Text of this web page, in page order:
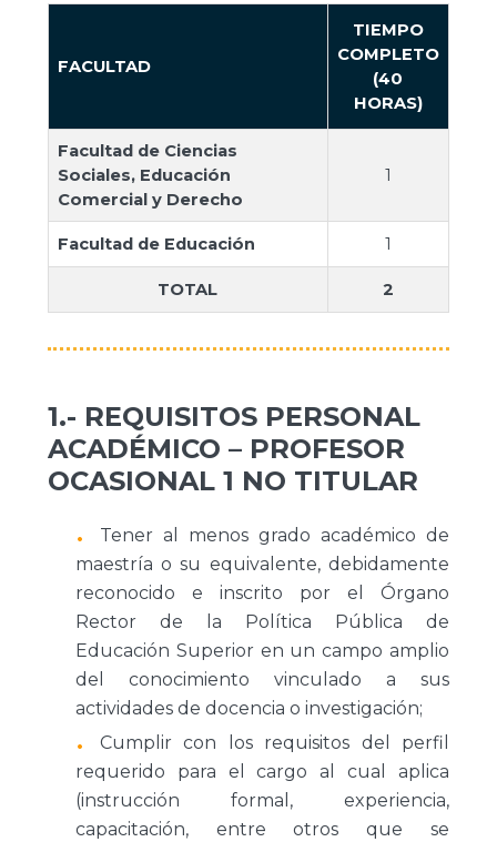
FACULTAD
TIEMPO
COMPLETO
(40
HORAS)
Facultad de Ciencias
Sociales, Educación
Comercial y Derecho
1
Facultad de Educación 1
TOTAL 2
1.- REQUISITOS PERSONAL
ACADÉMICO – PROFESOR
OCASIONAL 1 NO TITULAR
Tener al menos grado académico de
maestría o su equivalente, debidamente
reconocido e inscrito por el Órgano
Rector de la Política Pública de
Educación Superior en un campo amplio
del conocimiento vinculado a sus
actividades de docencia o investigación;
Cumplir con los requisitos del perfil
requerido para el cargo al cual aplica
(instrucción formal, experiencia,
capacitación, entre otros que se